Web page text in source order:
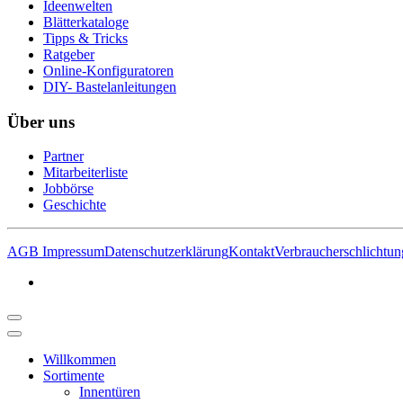
Ideenwelten
Blätterkataloge
Tipps & Tricks
Ratgeber
Online-Konfiguratoren
DIY- Bastelanleitungen
Über uns
Partner
Mitarbeiterliste
Jobbörse
Geschichte
AGB ImpressumDatenschutzerklärungKontakt
Willkommen
Sortimente
Innentüren